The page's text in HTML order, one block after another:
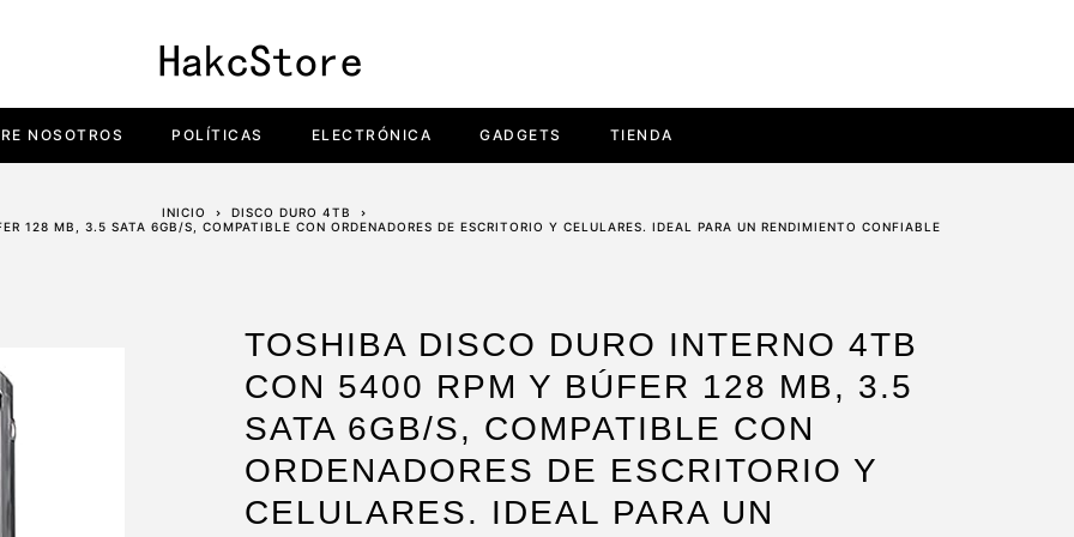
NOSOTROS POLÍTICAS ELECTRÓNICA GADGETS TIENDA
INICIO
DISCO DURO 4TB
128 MB, 3.5 SATA 6GB/S, COMPATIBLE CON ORDENADORES DE ESCRITORIO Y CELULARES. IDEAL PARA UN RENDIMIENTO CONFIABLE
TOSHIBA DISCO DURO INTERNO 4TB
CON 5400 RPM Y BÚFER 128 MB, 3.5
SATA 6GB/S, COMPATIBLE CON
ORDENADORES DE ESCRITORIO Y
CELULARES. IDEAL PARA UN